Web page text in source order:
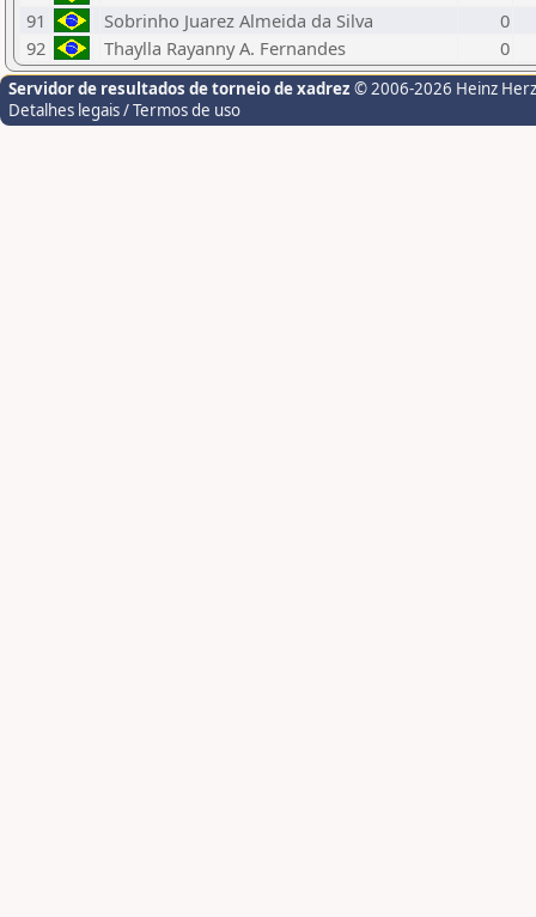
91
Sobrinho Juarez Almeida da Silva
0
92
Thaylla Rayanny A. Fernandes 0
Servidor de resultados de torneio de xadrez © 2006-2026 Heinz
Detalhes legais / Termos de uso